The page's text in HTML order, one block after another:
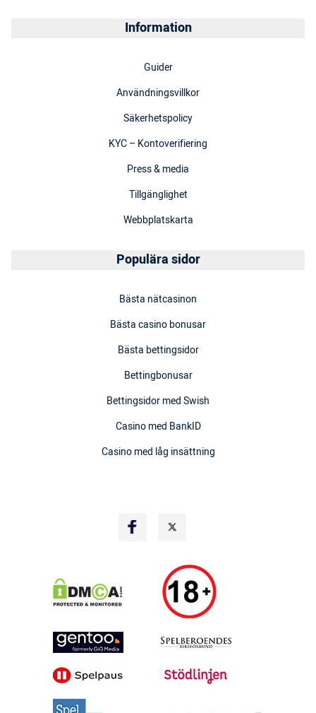
Information
Guider
Användningsvillkor
Säkerhetspolicy
KYC – Kontoverifiering
Press & media
Tillgänglighet
Webbplatskarta
Populära sidor
Bästa nätcasinon
Bästa casino bonusar
Bästa bettingsidor
Bettingbonusar
Bettingsidor med Swish
Casino med BankID
Casino med låg insättning